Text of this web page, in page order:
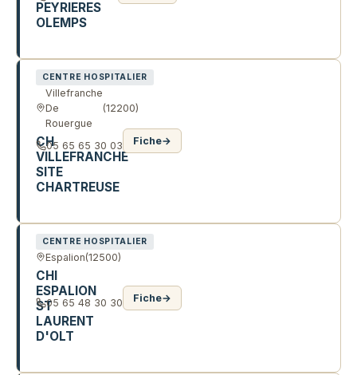
PEYRIERES
OLEMPS
CENTRE HOSPITALIER
Villefranche
De
Rouergue
(12200)
CH
VILLEFRANCHE
SITE
CHARTREUSE
05 65 65 30 03 Fiche→
CENTRE HOSPITALIER
Espalion(12500)
CHI
ESPALION
ST
LAURENT
D'OLT
05 65 48 30 30 Fiche→